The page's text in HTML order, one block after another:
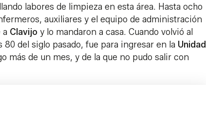
labores de limpieza en esta área. Hasta ocho
auxiliares y el equipo de administración
a Clavijo y lo mandaron a casa. Cuando volvió al
del siglo pasado, fue para ingresar en la Unidad
más de un mes, y de la que no pudo salir con